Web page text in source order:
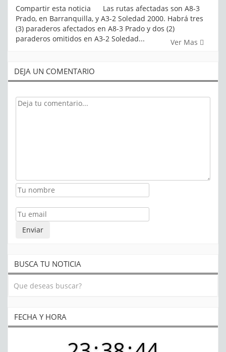
Compartir esta noticia Las rutas afectadas son A8-3
Prado, en Barranquilla, y A3-2 Soledad 2000. Habrá tres
(3) paraderos afectados en A8-3 Prado y dos (2)
paraderos omitidos en A3-2 Soledad...
Ver Mas
DEJA UN COMENTARIO
BUSCA TU NOTICIA
FECHA Y HORA